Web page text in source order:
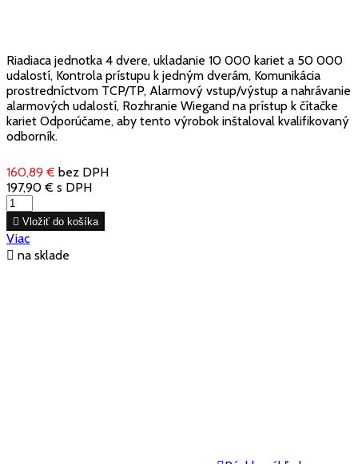
Riadiaca jednotka 4 dvere, ukladanie 10 000 kariet a 50 000
udalostí, Kontrola prístupu k jedným dverám, Komunikácia
prostredníctvom TCP/TP, Alarmový vstup/výstup a nahrávanie
alarmových udalostí, Rozhranie Wiegand na prístup k čítačke
kariet Odporúčame, aby tento výrobok inštaloval kvalifikovaný
odborník.
160,89 € bez DPH
197,90 € s DPH
 Vložiť do košíka
Viac
 na sklade